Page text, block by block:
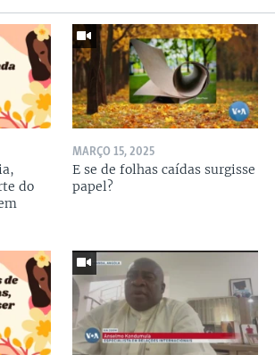
do
MARÇO 15, 2025
E se de folhas caídas surgisse
papel?